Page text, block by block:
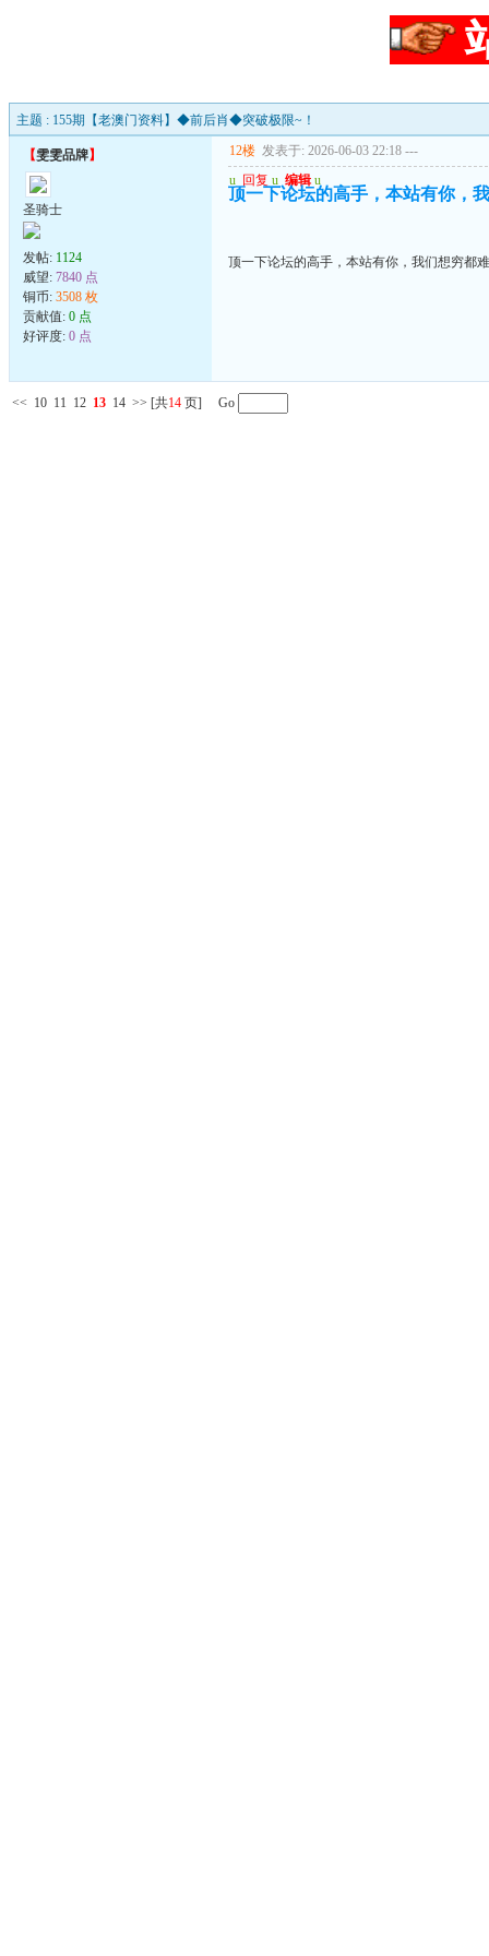
主题 : 155期【老澳门资料】◆前后肖◆突破极限~！
【雯雯品牌】
圣骑士
发帖: 1124
威望: 7840 点
铜币: 3508 枚
贡献值: 0 点
好评度: 0 点
12楼 发表于: 2026-06-03 22:18 ---
u 回复 u 编辑 u
顶一下论坛的高手，本站有你，
顶一下论坛的高手，本站有你，我们想穷都
<< 10 11 12 13 14 >> [共14 页] Go